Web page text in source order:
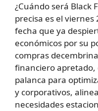
¿Cuándo será Black
precisa es el
fecha que ya
económicos por su
compras
financiero apretado,
palanca para
y corporativos,
necesidades